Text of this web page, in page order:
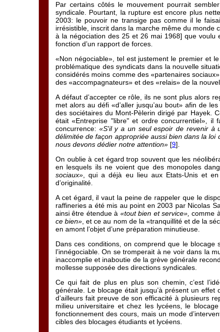
Par certains côtés le mouvement pourrait
syndicale. Pourtant, la rupture est encore plus
2003: le pouvoir ne transige pas comme il le
irrésistible, inscrit dans la marche même du monde
à la négociation des 25 et 26 mai 1968] que
fonction d’un rapport de forces.
«Non négociable», tel est justement le premier et
problématique des syndicats dans la nouvelle
considérés moins comme des «partenaires
des «accompagnateurs» et des «relais» de la
A défaut d’accepter ce rôle, ils ne sont plus alors
met alors au défi «d’aller jusqu’au bout» afin de
des sociétaires du Mont-Pèlerin dirigé par Hayek.
était «Entreprise "libre" et ordre concurrentiel», il
concurrence: «S'il y a un seul espoir de revenir à
délimitée de façon appropriée aussi bien dans la
nous devons dédier notre attention» [9].
On oublie à cet égard trop souvent que les
en lesquels ils ne voient que des monopoles
sociaux» , qui a déjà eu lieu aux Etats-Unis et
d’originalité.
A cet égard, il vaut la peine de rappeler que le
raffineries a été mis au point en 2003 par Nicolas
ainsi être étendue à «tout bien et service», comme
ce bien» , et ce au nom de la «tranquillité et de la
en amont l’objet d’une préparation minutieuse.
Dans ces conditions, on comprend que le blocage
l’innégociable. On se tromperait à ne voir dans la
inaccomplie et inaboutie de la grève générale
mollesse supposée des directions syndicales.
Ce qui fait de plus en plus son chemin, c’est
générale. Le blocage était jusqu’à présent un
d’ailleurs fait preuve de son efficacité à plusieurs
milieu universitaire et chez les lycéens, le
fonctionnement des cours, mais un mode
cibles des blocages étudiants et lycéens.